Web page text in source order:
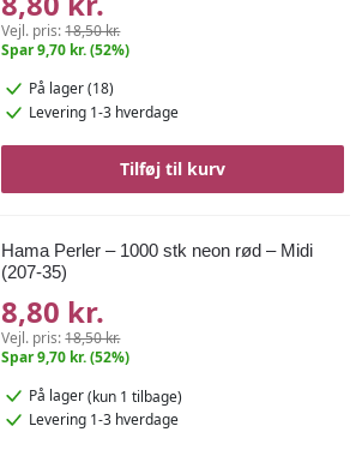
Vejl. pris:18,50 kr.
Spar 9,70 kr. (52%)
På lager (18)
Levering 1-3 hverdage
Tilføj til kurv
Hama Perler – 1000 stk neon rød – Midi
(207-35)
8,80 kr.
Vejl. pris:18,50 kr.
Spar 9,70 kr. (52%)
På lager(kun 1 tilbage)
Levering 1-3 hverdage